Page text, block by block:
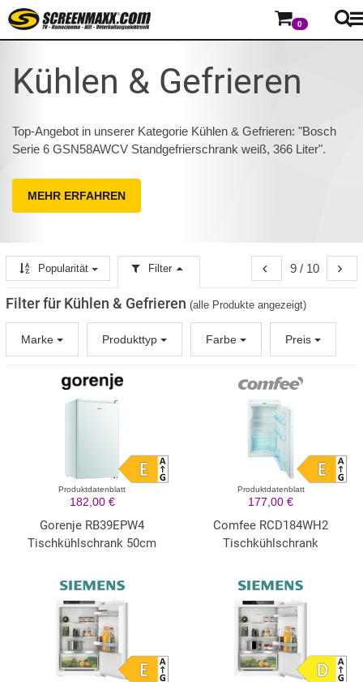
0
Kühlen & Gefrieren
Top-Angebot in unserer Kategorie Kühlen & Gefrieren: "Bosch
Serie 6 GSN58AWCV Standgefrierschrank weiß, 366 Liter".
MEHR ERFAHREN
9 / 10
Popularität Filter
Filter für Kühlen & Gefrieren (alle Produkte angezeigt)
Marke Produkttyp Farbe Preis
Produktdatenblatt
182,00 €
Gorenje RB39EPW4
Tischkühlschrank 50cm
Produktdatenblatt
177,00 €
Comfee RCD184WH2
Tischkühlschrank